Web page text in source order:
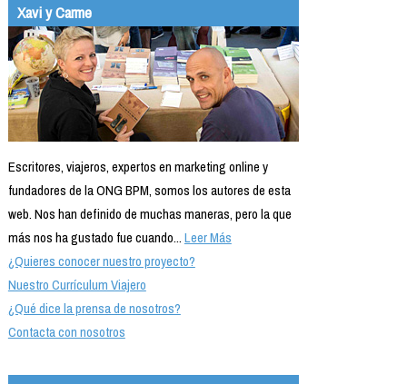
Xavi y Carme
Escritores, viajeros, expertos en marketing online y
fundadores de la ONG BPM, somos los autores de esta
web. Nos han definido de muchas maneras, pero la que
más nos ha gustado fue cuando...Leer Más
¿Quieres conocer nuestro proyecto?
Nuestro Currículum Viajero
¿Qué dice la prensa de nosotros?
Contacta con nosotros